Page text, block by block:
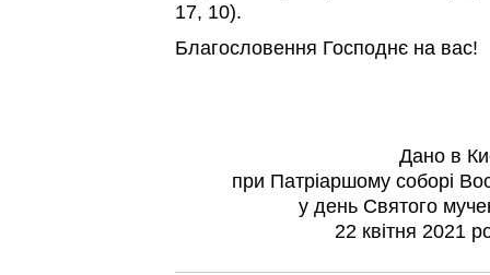
17, 10).
Благословення Господнє на вас!
Дано в
при Патріаршому соборі
у день Святого
22 квітня 2021